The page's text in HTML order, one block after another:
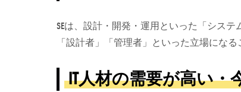
SEは、設計・開発・運用といった「シス
「設計者」「管理者」といった立場にな
IT人材の需要が高い・